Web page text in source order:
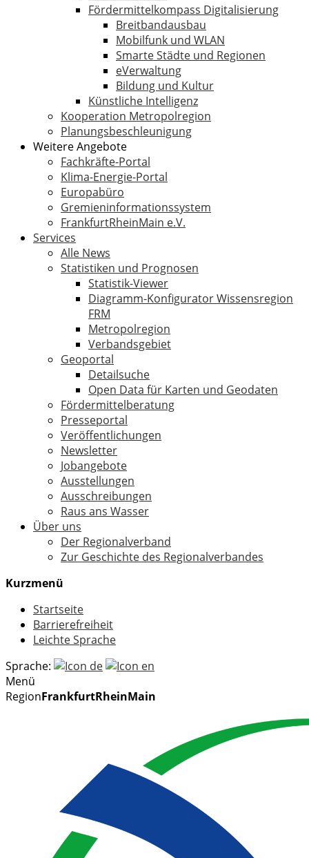
Fördermittelkompass Digitalisierung
Breitbandausbau
Mobilfunk und WLAN
Smarte Städte und Regionen
eVerwaltung
Bildung und Kultur
Künstliche Intelligenz
Kooperation Metropolregion
Planungsbeschleunigung
Weitere Angebote
Fachkräfte-Portal
Klima-Energie-Portal
Europabüro
Gremieninformationssystem
FrankfurtRheinMain e.V.
Services
Alle News
Statistiken und Prognosen
Statistik-Viewer
Diagramm-Konfigurator Wissensregion
FRM
Metropolregion
Verbandsgebiet
Geoportal
Detailsuche
Open Data für Karten und Geodaten
Fördermittelberatung
Presseportal
Veröffentlichungen
Newsletter
Jobangebote
Ausstellungen
Ausschreibungen
Raus ans Wasser
Über uns
Der Regionalverband
Zur Geschichte des Regionalverbandes
Kurzmenü
Startseite
Barrierefreiheit
Leichte Sprache
Sprache:
Menü
RegionFrankfurtRheinMain